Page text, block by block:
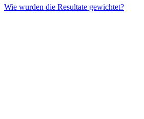
Wie wurden die Resultate gewichtet?